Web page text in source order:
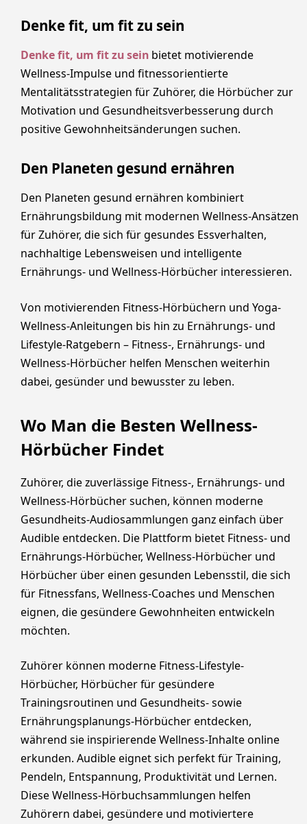
Denke fit, um fit zu sein
Denke fit, um fit zu sein bietet motivierende
Wellness-Impulse und fitnessorientierte
Mentalitätsstrategien für Zuhörer, die Hörbücher zur
Motivation und Gesundheitsverbesserung durch
positive Gewohnheitsänderungen suchen.
Den Planeten gesund ernähren
Den Planeten gesund ernähren kombiniert
Ernährungsbildung mit modernen Wellness-Ansätzen
für Zuhörer, die sich für gesundes Essverhalten,
nachhaltige Lebensweisen und intelligente
Ernährungs- und Wellness-Hörbücher interessieren.
Von motivierenden Fitness-Hörbüchern und Yoga-
Wellness-Anleitungen bis hin zu Ernährungs- und
Lifestyle-Ratgebern – Fitness-, Ernährungs- und
Wellness-Hörbücher helfen Menschen weiterhin
dabei, gesünder und bewusster zu leben.
Wo Man die Besten Wellness-
Hörbücher Findet
Zuhörer, die zuverlässige Fitness-, Ernährungs- und
Wellness-Hörbücher suchen, können moderne
Gesundheits-Audiosammlungen ganz einfach über
Audible entdecken. Die Plattform bietet Fitness- und
Ernährungs-Hörbücher, Wellness-Hörbücher und
Hörbücher über einen gesunden Lebensstil, die sich
für Fitnessfans, Wellness-Coaches und Menschen
eignen, die gesündere Gewohnheiten entwickeln
möchten.
Zuhörer können moderne Fitness-Lifestyle-
Hörbücher, Hörbücher für gesündere
Trainingsroutinen und Gesundheits- sowie
Ernährungsplanungs-Hörbücher entdecken,
während sie inspirierende Wellness-Inhalte online
erkunden. Audible eignet sich perfekt für Training,
Pendeln, Entspannung, Produktivität und Lernen.
Diese Wellness-Hörbuchsammlungen helfen
Zuhörern dabei, gesündere und motiviertere